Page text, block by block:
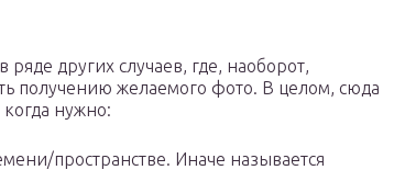
других случаев, где, наоборот,
получению желаемого фото. В целом, сюда
когда нужно:
пространстве. Иначе называется